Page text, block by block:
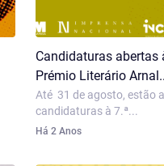
Candidaturas abertas
Prémio Literário
Até 31 de agosto, estão
candidaturas à 7.ª...
Há 2 Anos